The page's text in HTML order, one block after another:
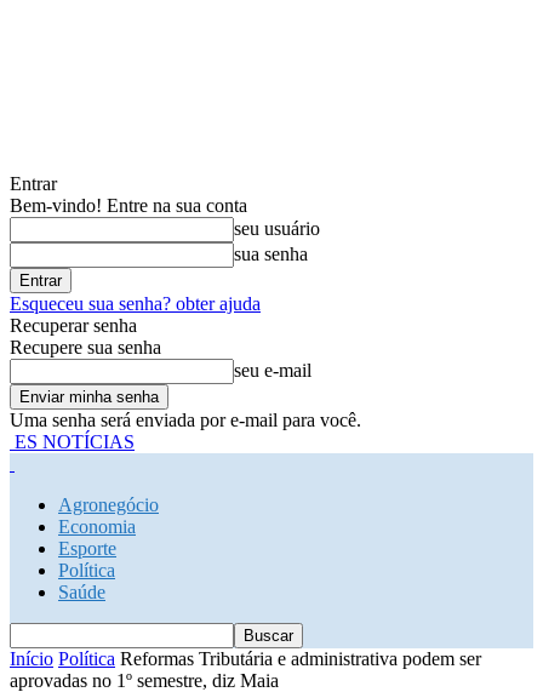
Entrar
Bem-vindo! Entre na sua conta
seu usuário
sua senha
Esqueceu sua senha? obter ajuda
Recuperar senha
Recupere sua senha
seu e-mail
Uma senha será enviada por e-mail para você.
ES NOTÍCIAS
Agronegócio
Economia
Esporte
Política
Saúde
Início Política Reformas Tributária e administrativa podem ser
aprovadas no 1º semestre, diz Maia